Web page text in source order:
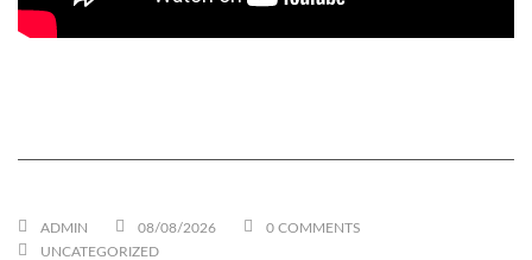
ADMIN 08/08/2026
0 COMMENTS
UNCATEGORIZED